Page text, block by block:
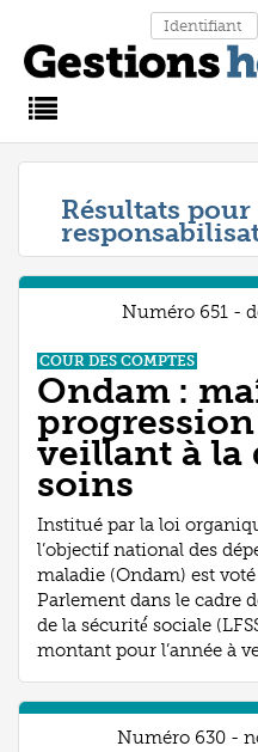
Main
Menu
Résultats pour
Numéro 651 -
COUR DES COMPTES
Ondam :
veillant à la
soins
Institué par la loi
l’objec­tif national des
maladie (Ondam) est
Parlement dans le cadre
de la sécurité́ sociale
montant pour l’année à
Numéro 630 -